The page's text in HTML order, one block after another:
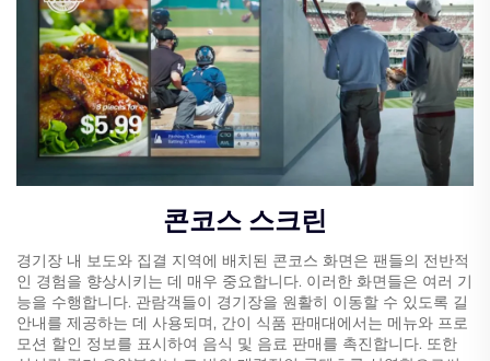
콘코스 스크린
경기장 내 보도와 집결 지역에 배치된 콘코스 화면은 팬들의 전반적
인 경험을 향상시키는 데 매우 중요합니다. 이러한 화면들은 여러 기
능을 수행합니다. 관람객들이 경기장을 원활히 이동할 수 있도록 길
안내를 제공하는 데 사용되며, 간이 식품 판매대에서는 메뉴와 프로
모션 할인 정보를 표시하여 음식 및 음료 판매를 촉진합니다. 또한